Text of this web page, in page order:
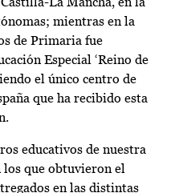
mientras en la
de Primaria fue
Especial ‘Reino de
el único centro de
que ha recibido esta
educativos de nuestra
que obtuvieron el
en las distintas